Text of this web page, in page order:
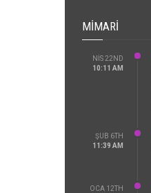
MIMARI
NIS 22ND
10:11 AM
ŞUB 6TH
11:39 AM
OCA 12TH